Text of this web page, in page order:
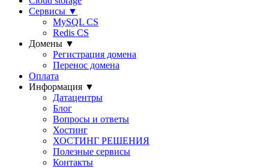
Сервисы ▼
MySQL CS
Redis CS
Домены ▼
Регистрация домена
Перенос домена
Оплата
Информация ▼
Датацентры
Блог
Вопросы и ответы
Хостинг
ХОСТИНГ РЕШЕНИЯ
Полезные сервисы
Контакты